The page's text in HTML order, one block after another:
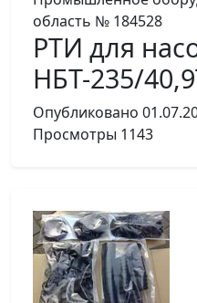
область № 184528
РТИ для
НБТ-235/
Опубликовано
Просмотры 1143